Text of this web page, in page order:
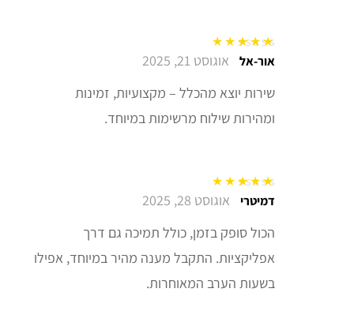
דורג5מתוך 5אור-אל אוגוסט 21, 2025
שירות יוצא מהכלל – מקצועיות, זמינות
ומהירות שילוח מרשימות במיוחד.
דורג5מתוך 5דמיטרי אוגוסט 28, 2025
הכול סופק בזמן, כולל תמיכה גם דרך
אפליקציות. התקבל מענה מהיר במיוחד, אפילו
בשעות הערב המאוחרות.